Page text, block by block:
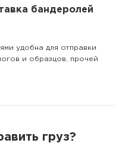
бандеролей
удобна для отправки
и образцов, прочей
груз?